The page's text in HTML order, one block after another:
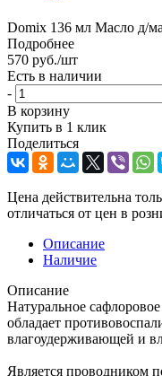
Domix 136 мл Масло д/
Подробнее
570 руб./шт
Есть в наличии
-
В корзину
Купить в 1 клик
Поделиться
Цена действительна
отличаться от цен в
Описание
Наличие
Описание
Натуральное
обладает
влагоудерживающей и
Является проводником